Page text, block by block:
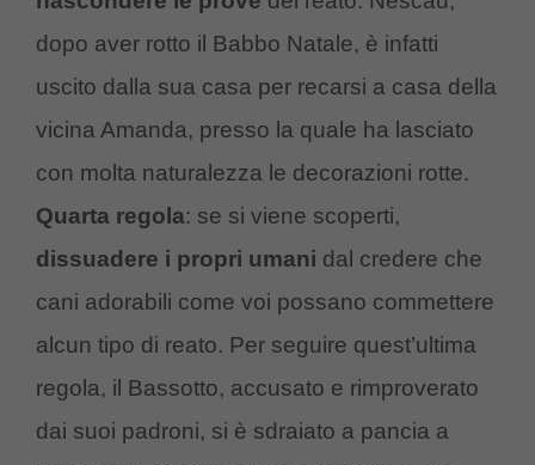
dopo aver rotto il Babbo Natale, è infatti
uscito dalla sua casa per recarsi a casa della
vicina Amanda, presso la quale ha lasciato
con molta naturalezza le decorazioni rotte.
Quarta regola: se si viene scoperti,
dissuadere i propri umani dal credere che
cani adorabili come voi possano commettere
alcun tipo di reato. Per seguire quest’ultima
regola, il Bassotto, accusato e rimproverato
dai suoi padroni, si è sdraiato a pancia a